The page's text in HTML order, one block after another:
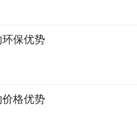
保优势
格优势